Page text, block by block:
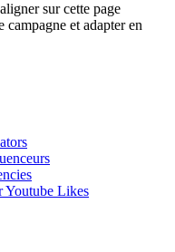
sur cette page
et adapter en
Youtube Likes